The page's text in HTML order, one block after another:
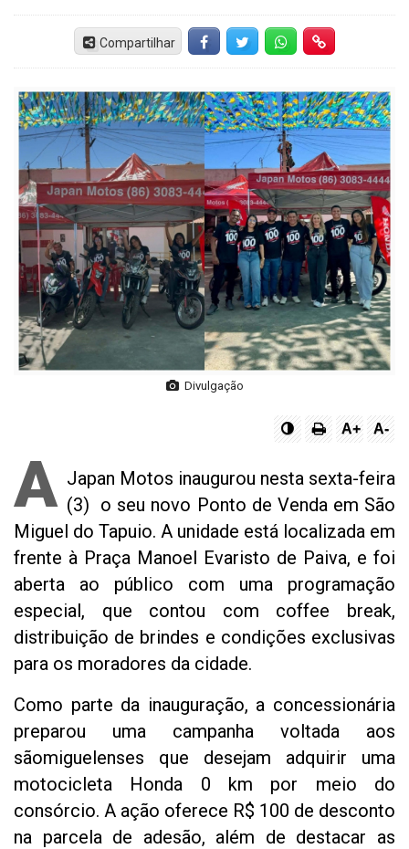
Compartilhar FacebookTwitter Whatsapp
Divulgação
A+ A-
A Japan Motos inaugurou nesta sexta-feira
(3) o seu novo Ponto de Venda em São
Miguel do Tapuio. A unidade está localizada em
frente à Praça Manoel Evaristo de Paiva, e foi
aberta ao público com uma programação
especial, que contou com coffee break,
distribuição de brindes e condições exclusivas
para os moradores da cidade.
Como parte da inauguração, a concessionária
preparou uma campanha voltada aos
sãomiguelenses que desejam adquirir uma
motocicleta Honda 0 km por meio do
consórcio. A ação oferece R$ 100 de desconto
na parcela de adesão, além de destacar as